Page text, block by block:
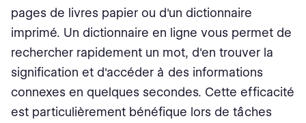
pages de livres papier ou d'un dictionnaire
imprimé. Un dictionnaire en ligne vous permet de
rechercher rapidement un mot, d'en trouver la
signification et d'accéder à des informations
connexes en quelques secondes. Cette efficacité
est particulièrement bénéfique lors de tâches